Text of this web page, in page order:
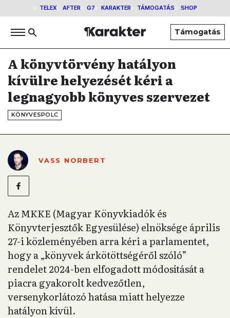
TELEX AFTER G7 KARAKTER TÁMOGATÁS SHOP
Támogatás
A könyvtörvény hatályon
kívülre helyezését kéri a
legnagyobb könyves szervezet
KÖNYVESPOLC
VASS NORBERT
Az MKKE (Magyar Könyvkiadók és
Könyvterjesztők Egyesülése) elnöksége április
27-i közleményében arra kéri a parlamentet,
hogy a „könyvek árkötöttségéről szóló”
rendelet 2024-ben elfogadott módosítását a
piacra gyakorolt kedvezőtlen,
versenykorlátozó hatása miatt helyezze
hatályon kívül.